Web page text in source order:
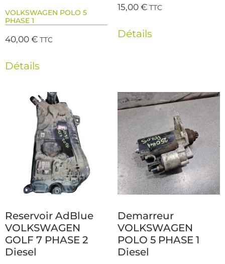
VOLKSWAGEN POLO 5
PHASE 1
40,00€ TTC
Détails
15,00€ TTC
Détails
Reservoir AdBlue
VOLKSWAGEN
GOLF 7 PHASE 2
Diesel
Demarreur
VOLKSWAGEN
POLO 5 PHASE 1
Diesel